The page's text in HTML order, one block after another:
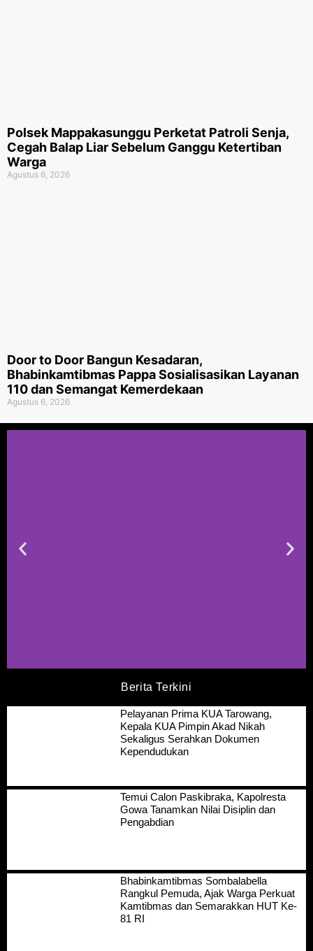
Polsek Mappakasunggu Perketat Patroli Senja,
Cegah Balap Liar Sebelum Ganggu Ketertiban
Warga
Agustus 6, 2026
Door to Door Bangun Kesadaran,
Bhabinkamtibmas Pappa Sosialisasikan Layanan
110 dan Semangat Kemerdekaan
Agustus 6, 2026
Berita Terkini
Pelayanan Prima KUA Tarowang,
Kepala KUA Pimpin Akad Nikah
Sekaligus Serahkan Dokumen
Kependudukan
Temui Calon Paskibraka, Kapolresta
Gowa Tanamkan Nilai Disiplin dan
Pengabdian
Bhabinkamtibmas Sombalabella
Rangkul Pemuda, Ajak Warga Perkuat
Kamtibmas dan Semarakkan HUT Ke-
81 RI